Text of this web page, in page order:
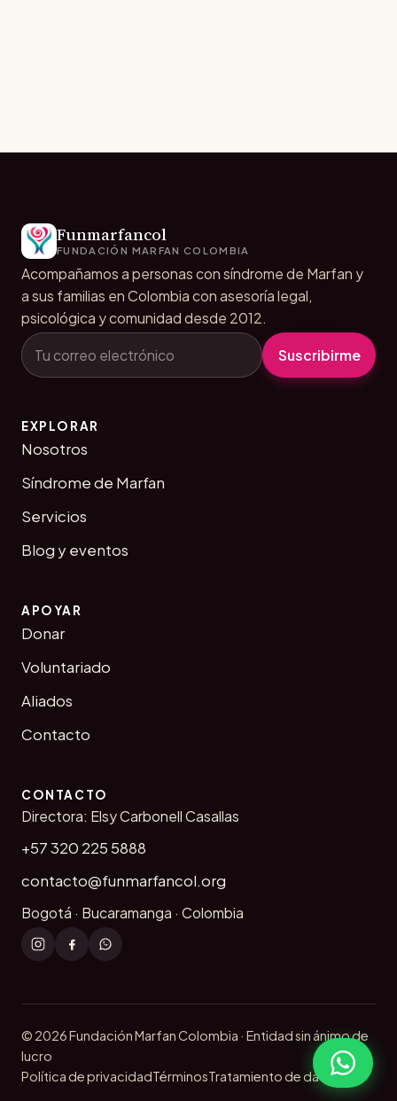
Funmarfancol
FUNDACIÓN MARFAN COLOMBIA
Acompañamos a personas con síndrome de Marfan y
a sus familias en Colombia con asesoría legal,
psicológica y comunidad desde 2012.
Tu correo electrónico
Suscribirme
EXPLORAR
Nosotros
Síndrome de Marfan
Servicios
Blog y eventos
APOYAR
Donar
Voluntariado
Aliados
Contacto
CONTACTO
Directora: Elsy Carbonell Casallas
+57 320 225 5888
contacto@funmarfancol.org
Bogotá · Bucaramanga · Colombia
© 2026 Fundación Marfan Colombia · Entidad sin ánimo de
lucro
Política de privacidadTérminosTratamiento de datos